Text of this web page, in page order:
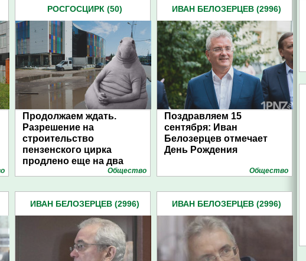
РОСГОСЦИРК (50)
Продолжаем ждать.
Разрешение на
строительство
пензенского цирка
продлено еще на два
Общество
ИВАН БЕЛОЗЕРЦЕВ (2996)
Поздравляем 15
сентября: Иван
Белозерцев отмечает
День Рождения
Общество
ИВАН БЕЛОЗЕРЦЕВ (2996) ИВАН БЕЛОЗЕРЦЕВ (2996)